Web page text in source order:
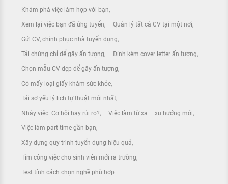
Khám phá việc làm hợp với bạn
Xem lại việc bạn đã ứng tuyển Quản lý tất cả CV tại một nơi
Gửi CV, chinh phục nhà tuyển dụng
Tải chứng chỉ để gây ấn tượng Đính kèm cover letter ấn tượng
Chọn mẫu CV đẹp để gây ấn tượng
Có mấy loại giấy khám sức khỏe
Tải sơ yếu lý lịch tự thuật mới nhất
Nhảy việc: Cơ hội hay rủi ro? Việc làm từ xa – xu hướng mới
Việc làm part time gần bạn
Xây dựng quy trình tuyển dụng hiệu quả
Tìm công việc cho sinh viên mới ra trường
Test tính cách chọn nghề phù hợp